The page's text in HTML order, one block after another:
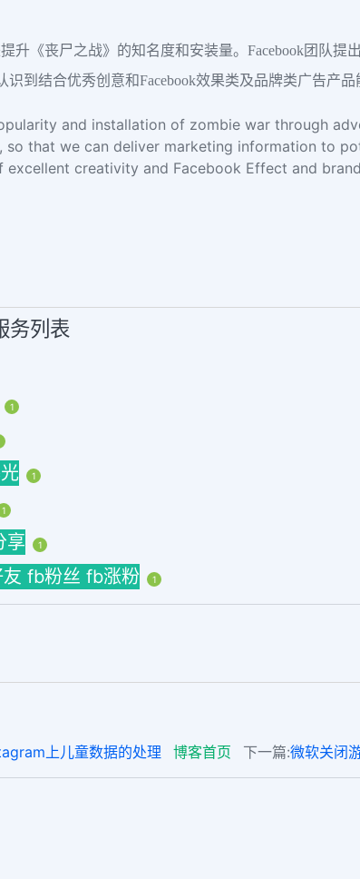
升《丧尸之战》的知名度和安装量。Facebook团队
到结合优秀创意和Facebook效果类及品牌类广告产
and installation of zombie war through
that we can deliver marketing information to
creativity and Facebook Effect and
务列表
1
1
1
享 1
fb粉丝 fb涨粉 1
上儿童数据的处理 博客首页 下一篇:微软关闭